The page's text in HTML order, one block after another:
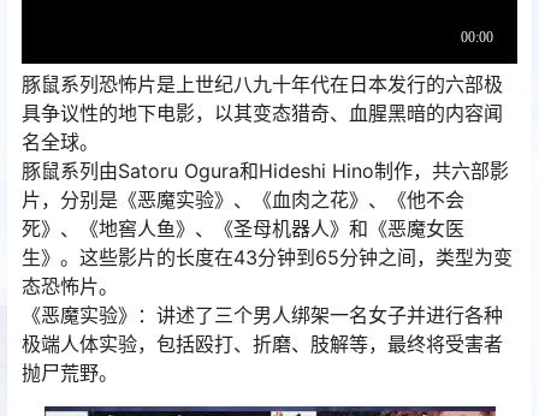
‌豚鼠系列恐怖片是上世纪八九十年代在日本发行的六部极
具争议性的地下电影，以其变态猎奇、血腥黑暗的内容闻
名全球。‌
豚鼠系列由Satoru Ogura和Hideshi Hino制作，共六部影
片，分别是《恶魔实验》、《血肉之花》、《他不会
死》、《地窖人鱼》、《圣母机器人》和《恶魔女医
生》。这些影片的长度在43分钟到65分钟之间，类型为变
态恐怖片。‌
‌《恶魔实验》‌：讲述了三个男人绑架一名女子并进行各种
极端人体实验，包括殴打、折磨、肢解等，最终将受害者
抛尸荒野。‌